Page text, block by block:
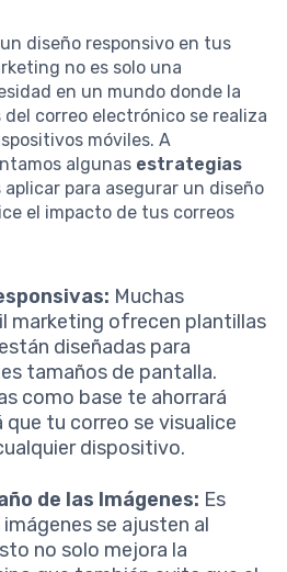
diseño responsivo en tus
no es solo una
en un mundo donde la
correo electrónico se realiza
móviles. A
algunas estrategias
aplicar para asegurar un diseño
el impacto de tus correos
Muchas
marketing ofrecen plantillas
diseñadas para
tamaños de pantalla.
como base te ahorrará
tu correo se visualice
dispositivo.
de las Imágenes: Es
se ajusten al
no solo mejora la